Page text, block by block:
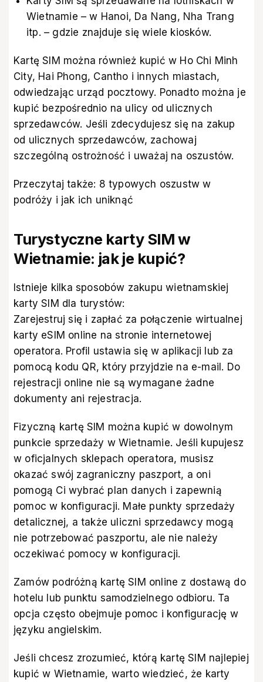
Wietnamie – w Hanoi, Da Nang, Nha Trang
itp. – gdzie znajduje się wiele kiosków.
Kartę SIM można również kupić w Ho Chi Minh
City, Hai Phong, Cantho i innych miastach,
odwiedzając urząd pocztowy. Ponadto można je
kupić bezpośrednio na ulicy od ulicznych
sprzedawców. Jeśli zdecydujesz się na zakup
od ulicznych sprzedawców, zachowaj
szczególną ostrożność i uważaj na oszustów.
Przeczytaj także: 8 typowych oszustw w
podróży i jak ich uniknąć
Turystyczne karty SIM w
Wietnamie: jak je kupić?
Istnieje kilka sposobów zakupu wietnamskiej
karty SIM dla turystów:
Zarejestruj się i zapłać za połączenie wirtualnej
karty eSIM online na stronie internetowej
operatora. Profil ustawia się w aplikacji lub za
pomocą kodu QR, który przyjdzie na e-mail. Do
rejestracji online nie są wymagane żadne
dokumenty ani rejestracja.
Fizyczną kartę SIM można kupić w dowolnym
punkcie sprzedaży w Wietnamie. Jeśli kupujesz
w oficjalnych sklepach operatora, musisz
okazać swój zagraniczny paszport, a oni
pomogą Ci wybrać plan danych i zapewnią
pomoc w konfiguracji. Małe punkty sprzedaży
detalicznej, a także uliczni sprzedawcy mogą
nie potrzebować paszportu, ale nie należy
oczekiwać pomocy w konfiguracji.
Zamów podróżną kartę SIM online z dostawą do
hotelu lub punktu samodzielnego odbioru. Ta
opcja często obejmuje pomoc i konfigurację w
języku angielskim.
Jeśli chcesz zrozumieć, którą kartę SIM najlepiej
kupić w Wietnamie, warto wiedzieć, że karty